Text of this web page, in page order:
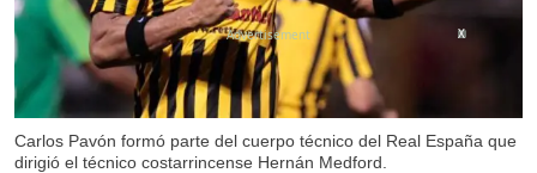
Carlos Pavón formó parte del cuerpo técnico del Real España que
dirigió el técnico costarrincense Hernán Medford.
X